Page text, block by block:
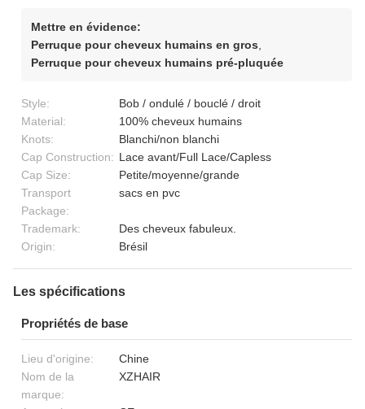
Mettre en évidence:
Perruque pour cheveux humains en gros
Perruque pour cheveux humains pré-pluquée
Style:
Bob / ondulé / bouclé / droit
Material:
100% cheveux humains
Knots:
Blanchi/non blanchi
Cap Construction: Lace avant/Full Lace/Capless
Cap Size:
Petite/moyenne/grande
Transport
Package:
sacs en pvc
Trademark:
Des cheveux fabuleux.
Origin:
Brésil
Les spécifications
Propriétés de base
Lieu d'origine:
Chine
Nom de la
marque:
XZHAIR